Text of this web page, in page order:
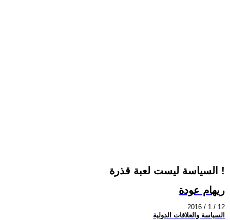
السياسة ليست لعبة قذرة !
ريهام عودة
2016 / 1 / 12
السياسة والعلاقات الدولية